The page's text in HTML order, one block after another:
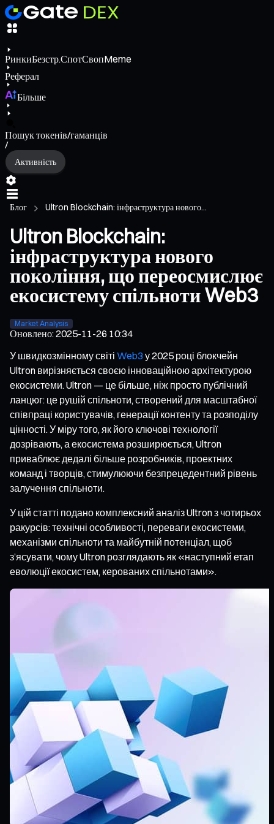
РинкиБезстр.СпотСвопMeme
Реферал
Більше
Пошук токенів/гаманців
/
Активність
Блог Ultron Blockchain: інфраструктура нового...
Ultron Blockchain:
інфраструктура нового
покоління, що переосмислює
екосистему спільноти Web3
Market Analysis
Оновлено:2025-11-26 10:34
У швидкозмінному світі Web3 у 2025 році блокчейн
Ultron вирізняється своєю інноваційною архітектурою
екосистеми. Ultron — це більше, ніж просто публічний
ланцюг: це рушій спільноти, створений для масштабної
співпраці користувачів, генерації контенту та розподілу
цінності. У міру того, як його ключові технології
дозрівають, а екосистема розширюється, Ultron
приваблює дедалі більше розробників, проектних
команд і творців, стимулюючи безпрецедентний рівень
залучення спільноти.
У цій статті подано комплексний аналіз Ultron з чотирьох
ракурсів: технічні особливості, переваги екосистеми,
механізми спільноти та майбутній потенціал, щоб
з’ясувати, чому Ultron розглядають як «наступний етап
еволюції екосистем, керованих спільнотами».